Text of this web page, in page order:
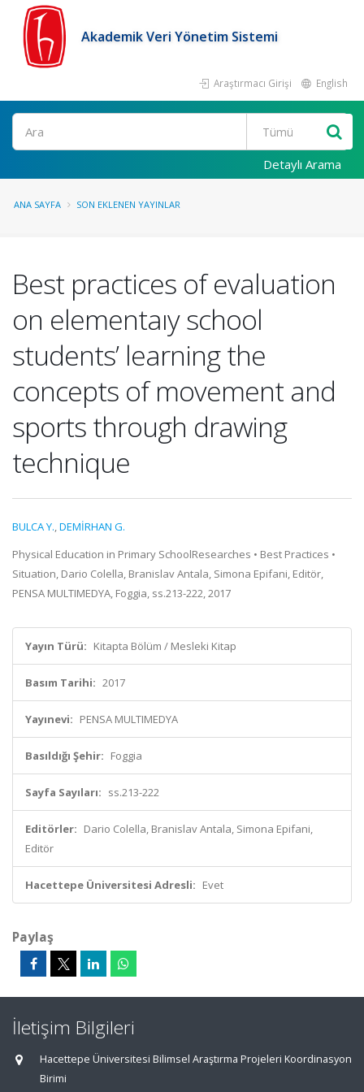
Akademik Veri Yönetim Sistemi
Araştırmacı Girişi English
Ara
Detaylı Arama
ANA SAYFA SON EKLENEN YAYINLAR
Best practices of evaluation
on elementaıy school
students’ learning the
concepts of movement and
sports through drawing
technique
BULCA Y.,DEMİRHAN G.
Physical Education in Primary SchoolResearches • Best Practices •
Situation, Dario Colella, Branislav Antala, Simona Epifani, Editör,
PENSA MULTIMEDYA, Foggia, ss.213-222, 2017
Yayın Türü: Kitapta Bölüm / Mesleki Kitap
Basım Tarihi: 2017
Yayınevi: PENSA MULTIMEDYA
Basıldığı Şehir: Foggia
Sayfa Sayıları: ss.213-222
Editörler: Dario Colella, Branislav Antala, Simona Epifani,
Editör
Hacettepe Üniversitesi Adresli: Evet
Paylaş
İletişim Bilgileri
Hacettepe Üniversitesi Bilimsel Araştırma Projeleri Koordinasyon
Birimi